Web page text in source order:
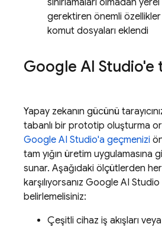
sınırlamaları olmadan
gerektiren önemli
komut dosyaları eklendi
Google AI Studio'e
Yapay zekanın gücünü
tabanlı bir prototip oluşturma
Google AI Studio'a geçmenizi
tam yığın üretim uygulamasına
sunar. Aşağıdaki ölçütlerden
karşılıyorsanız Google AI Studio
belirlemelisiniz:
Çeşitli cihaz iş akışları veya